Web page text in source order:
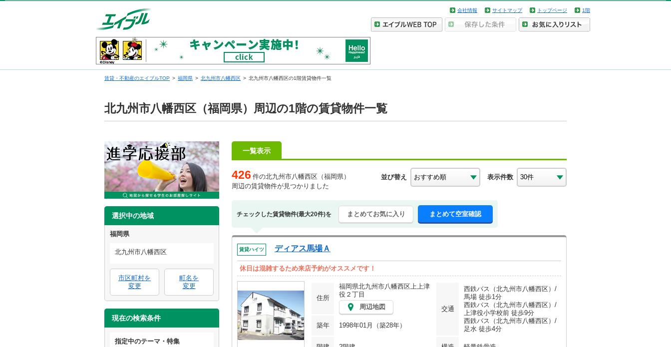
会社情報 サイトマップ トップページ 1階
賃貸・不動産のエイブルTOP 福岡県 北九州市八幡西区 北九州市八幡西区の1階賃貸物件一覧
北九州市八幡西区（福岡県）周辺の1階の賃貸物件一覧
選択中の地域
福岡県
北九州市八幡西区
市区町村を
変更
町名を
変更
現在の検索条件
指定中のテーマ・特集
一覧表示
426 件の北九州市八幡西区（福岡県）
周辺の賃貸物件が見つかりました
並び替え 表示件数
チェックした賃貸物件(最大20件)を まとめてお気に入り まとめて空室確認
賃貸ハイツ ディアス馬場Ａ
休日は混雑するため来店予約がオススメです！
住所
福岡県北九州市八幡西区上上津
役２丁目
周辺地図
交通
西鉄バス（北九州市八幡西区）/
馬場 徒歩1分
西鉄バス（北九州市八幡西区）/
上津役小学校前 徒歩9分
西鉄バス（北九州市八幡西区）/
足水 徒歩4分
築年 1998年01月（築28年）